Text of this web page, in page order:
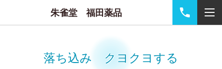
朱雀堂 福田薬品
落ち込み クヨクヨする